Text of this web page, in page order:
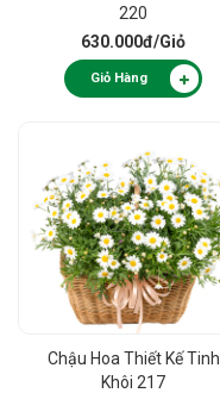
220
630.000đ/Giỏ
Giỏ Hàng
Chậu Hoa Thiết Kế Tinh
Khôi 217